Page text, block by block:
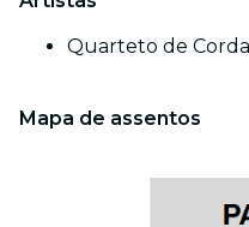
Quarteto de
Mapa de assentos